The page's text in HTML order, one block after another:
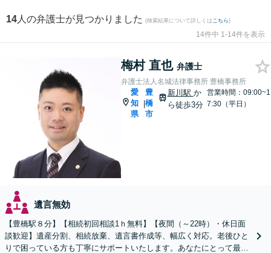
14 人の弁護士が見つかりました (検索結果について詳しくは こちら)
14件中 1-14件を表示
梅村 直也 弁護士
弁護士法人名城法律事務所 豊橋事務所
愛
知
県
|
豊
橋
市
新川駅 か
ら徒歩3分
営業時間：09:00~1
7:30（平日）
遺言無効
【豊橋駅８分】【相続初回相談1ｈ無料】【夜間（～22時）・休日面
談歓迎】遺産分割、相続放棄、遺言書作成等、幅広く対応。老後ひと
りで困っている方も丁寧にサポートいたします。あなたにとって最善